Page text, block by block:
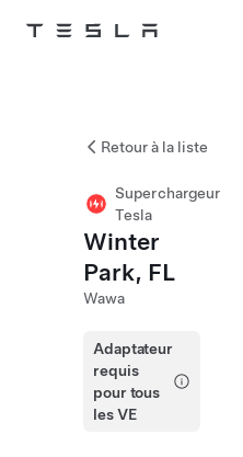
Tesla
Retour à la liste
Superchargeur
Tesla
Winter
Park, FL
Wawa
Adaptateur
requis
pour tous
les VE